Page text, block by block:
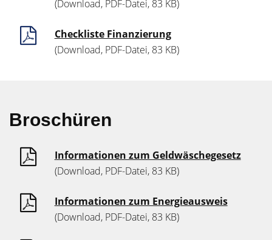
(Download, PDF-Datei, 83 KB)
Checkliste Finanzierung
(Download, PDF-Datei, 83 KB)
Broschüren
Informationen zum Geldwäschegesetz
(Download, PDF-Datei, 83 KB)
Informationen zum Energieausweis
(Download, PDF-Datei, 83 KB)